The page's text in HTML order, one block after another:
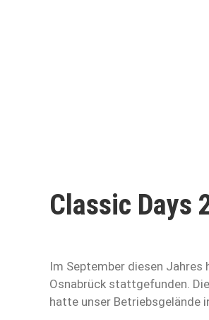
Classic Days
Im September diesen Jahres
Osnabrück stattgefunden.
hatte unser Betriebsgelände